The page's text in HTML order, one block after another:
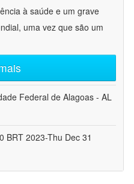
à saúde e um grave
uma vez que são um
Federal de Alagoas - AL
BRT 2023-Thu Dec 31